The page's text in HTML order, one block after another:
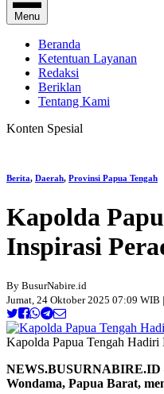
Menu
Beranda
Ketentuan Layanan
Redaksi
Beriklan
Tentang Kami
Konten Spesial
Berita, Daerah, Provinsi Papua Tengah
Kapolda
Inspirasi
By BusurNabire.id
Jumat, 24 Oktober 2025 07:09 WIB
Kapolda Papua Tengah
NEWS.BUSURNABIRE.ID
Wondama, Papua Barat,